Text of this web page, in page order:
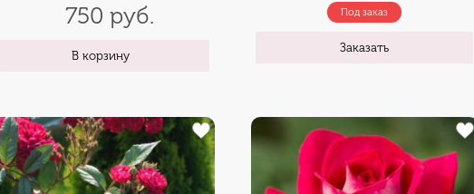
750 руб.
В корзину
Под заказ
Заказать